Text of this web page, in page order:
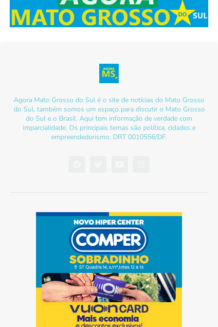
Agora Mato Grosso do Sul é o site de notícias do Mato Grosso
do Sul, também somos um espaço para discutir o Mato Grosso
do Sul e o Brasil. Aqui tem informação de verdade com
imparcialidade. Os principais temas são política, cidades e
empreendedorismo. DRT 0010556/DF.